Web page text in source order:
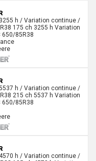
h / Variation continue /
175 ch 3255 h Variation
650/85R38
h / Variation continue /
215 ch 5537 h Variation
650/85R38
h / Variation continue /